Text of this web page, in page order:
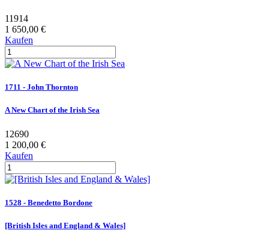
11914
1 650,00 €
Kaufen
1711 - John Thornton
A New Chart of the Irish Sea
12690
1 200,00 €
Kaufen
1528 - Benedetto Bordone
[British Isles and England & Wales]